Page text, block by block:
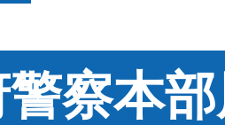
察本